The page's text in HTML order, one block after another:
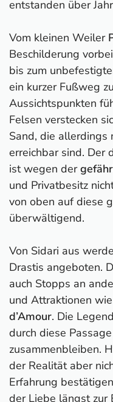
entstanden über
Vom kleinen Weiler
Beschilderung
bis zum
ein kurzer Fußweg
Aussichtspunkten
Felsen verstecken
Sand, die allerdings
erreichbar sind. Der
ist wegen der
und Privatbesitz
von oben auf diese
überwältigend.
Von Sidari aus
Drastis angeboten.
auch Stopps an
und Attraktionen
d’Amour. Die
durch diese
zusammenbleiben.
der Realität aber
Erfahrung
der Liebe längst zur